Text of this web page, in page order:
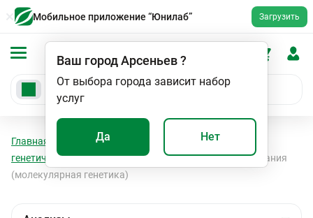
Мобильное приложение “Юнилаб” Загрузить
Ваш городАрсеньев?
От выбора города зависит набор
услуг
Да Нет
Главная Анализы
Молекулярно-
генетические исследования
Комплексные исследования
(молекулярная генетика)